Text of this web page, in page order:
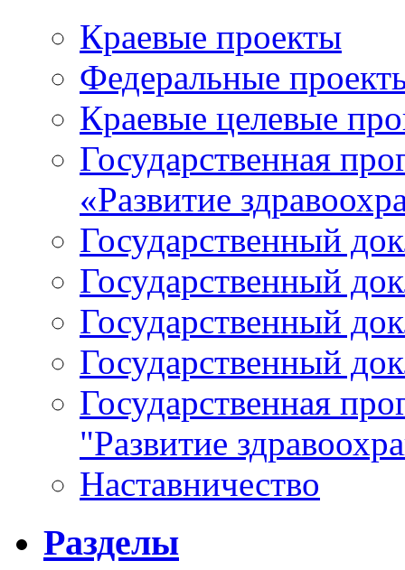
Краевые проекты
Федеральные
Краевые целевые
Государственная
«Развитие
Государственный
Государственный
Государственный
Государственный
Государственная
"Развитие
Наставничество
Разделы